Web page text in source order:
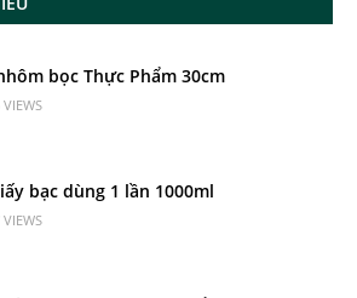
bọc Thực Phẩm 30cm
bạc dùng 1 lần 1000ml